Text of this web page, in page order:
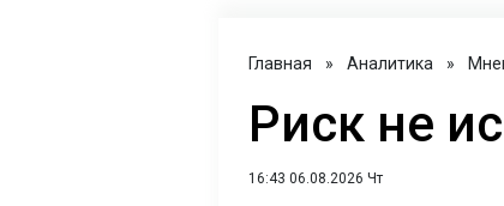
Главная » Аналитика »
Риск не
16:43 06.08.2026 Чт